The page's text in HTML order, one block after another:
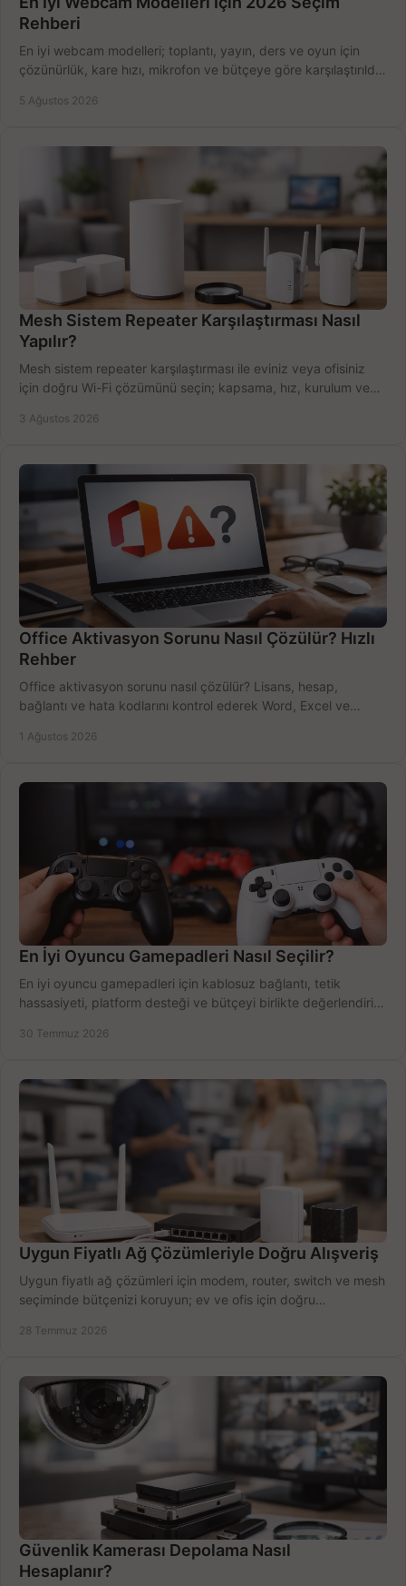
Rehberi
En iyi webcam modelleri; toplantı, yayın, ders ve oyun için
çözünürlük, kare hızı, mikrofon ve bütçeye göre karşılaştırıldı.
5 Ağustos 2026
Mesh Sistem Repeater Karşılaştırması Nasıl
Yapılır?
Mesh sistem repeater karşılaştırması ile eviniz veya ofisiniz
için doğru Wi-Fi çözümünü seçin; kapsama, hız, kurulum ve
3 Ağustos 2026
Office Aktivasyon Sorunu Nasıl Çözülür? Hızlı
Rehber
Office aktivasyon sorunu nasıl çözülür? Lisans, hesap,
bağlantı ve hata kodlarını kontrol ederek Word, Excel ve
1 Ağustos 2026
En İyi Oyuncu Gamepadleri Nasıl Seçilir?
En iyi oyuncu gamepadleri için kablosuz bağlantı, tetik
hassasiyeti, platform desteği ve bütçeyi birlikte değerlendirin;
30 Temmuz 2026
Uygun Fiyatlı Ağ Çözümleriyle Doğru Alışveriş
Uygun fiyatlı ağ çözümleri için modem, router, switch ve mesh
seçiminde bütçenizi koruyun; ev ve ofis için doğru
28 Temmuz 2026
Güvenlik Kamerası Depolama Nasıl
Hesaplanır?